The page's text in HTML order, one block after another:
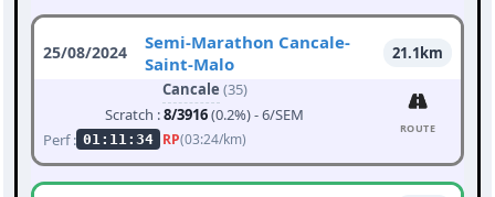
25/08/2024
Semi-Marathon Cancale-
Saint-Malo
21.1km
Cancale (35)
Scratch :8/3916(0.2%) - 6/SEM
Perf : 01:11:34 RP(03:24/km)
ROUTE